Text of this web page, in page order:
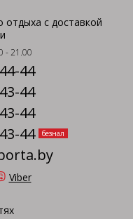
отдыха с доставкой
- 21.00
44
44
44
44
безнал
Viber